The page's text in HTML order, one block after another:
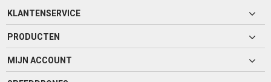
KLANTENSERVICE
PRODUCTEN
MIJN ACCOUNT